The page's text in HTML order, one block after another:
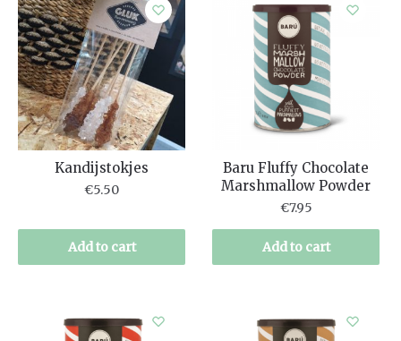
Kandijstokjes
€5.50
Add to cart
Baru Fluffy Chocolate
Marshmallow Powder
€7.95
Add to cart